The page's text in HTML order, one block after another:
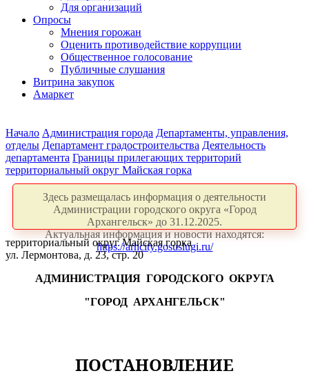
Для организаций
Опросы
Мнения горожан
Оценить противодействие коррупции
Общественное голосование
Публичные слушания
Витрина закупок
Амаркет
Начало Администрация города Департаменты, управления,
отделы Департамент градостроительства Деятельность
департамента Границы прилегающих территорий
территориальный округ Майская горка
Здесь размещалась информация о деятельности
Администрации городского округа «Город
Архангельск» до 31.12.2025.
Актуальная информация и новости находятся:
https://arhcity.gosuslugi.ru/
территориальный округ Майская горка
ул. Лермонтова, д. 23, стр. 20
АДМИНИСТРАЦИЯ ГОРОДСКОГО ОКРУГА
"ГОРОД АРХАНГЕЛЬСК"
ПОСТАНОВЛЕНИЕ